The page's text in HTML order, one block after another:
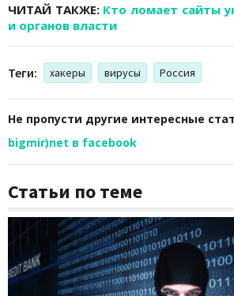
ЧИТАЙ ТАКЖЕ: Кто ломает сайты
и органов власти
Теги: хакеры вирусы Россия
Не пропусти другие интересные
bigmir)net в facebook
Статьи по теме